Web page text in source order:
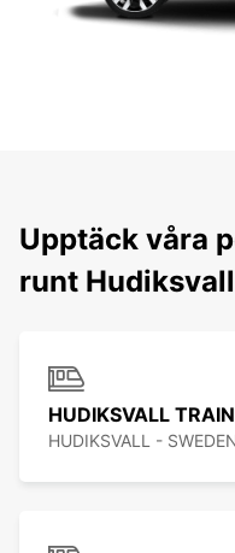
Upptäck våra
runt Hudiksvall
HUDIKSVALL
HUDIKSVALL -